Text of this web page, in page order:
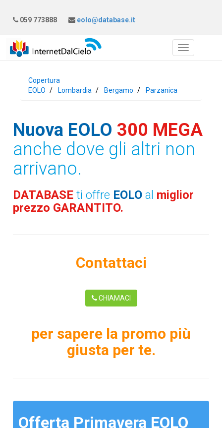
059 773888 eolo@database.it
Copertura
EOLO
Lombardia Bergamo Parzanica
Nuova EOLO 300 MEGA
anche dove gli altri non
arrivano.
DATABASEti offre EOLO al miglior
prezzo GARANTITO.
Contattaci
CHIAMACI
per sapere la promo più
giusta per te.
Offerta Primavera EOLO